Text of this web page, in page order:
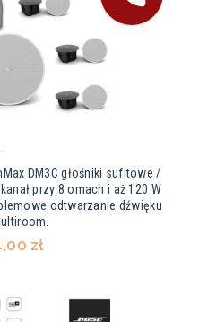
DM3C głośniki sufitowe /
przy 8 omach i aż 120 W
odtwarzanie dźwięku
zł